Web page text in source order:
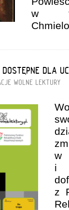
w
DLA
WOLNE LEKTURY
w
i
z